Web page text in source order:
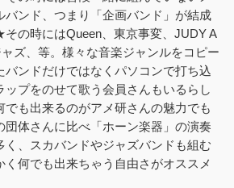
バンド、つまり「企画バンド」が結成
の時にはQueen、東京事変、JUDY A
ズ、等。様々な音楽ジャンルをコピー
バンドだけではなくパソコンで打ち込
ップをのせて歌う会員さんもいるらし
でも出来るのがアメ研さんの魅力でも
体さんに比べ「ホーン楽器」の演奏
く、スカバンドやジャズバンドも組む
何でも出来ちゃう自由さがオススメ